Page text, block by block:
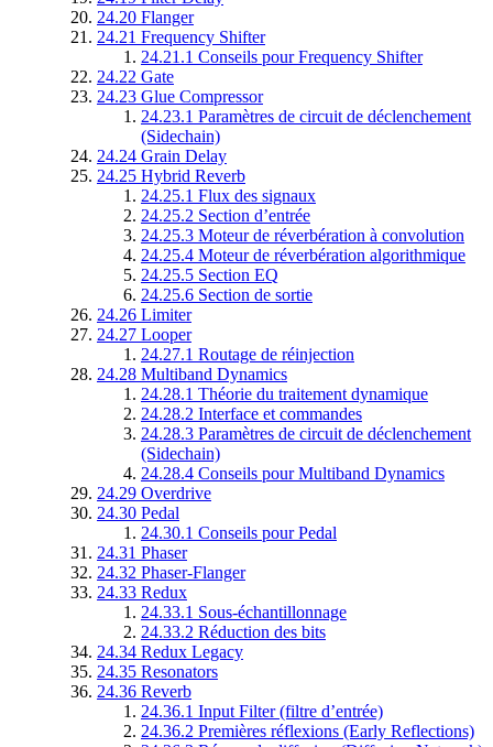
24.20 Flanger
24.21 Frequency Shifter
24.21.1 Conseils pour Frequency Shifter
24.22 Gate
24.23 Glue Compressor
24.23.1 Paramètres de circuit de déclenchement
(Sidechain)
24.24 Grain Delay
24.25 Hybrid Reverb
24.25.1 Flux des signaux
24.25.2 Section d’entrée
24.25.3 Moteur de réverbération à convolution
24.25.4 Moteur de réverbération algorithmique
24.25.5 Section EQ
24.25.6 Section de sortie
24.26 Limiter
24.27 Looper
24.27.1 Routage de réinjection
24.28 Multiband Dynamics
24.28.1 Théorie du traitement dynamique
24.28.2 Interface et commandes
24.28.3 Paramètres de circuit de déclenchement
(Sidechain)
24.28.4 Conseils pour Multiband Dynamics
24.29 Overdrive
24.30 Pedal
24.30.1 Conseils pour Pedal
24.31 Phaser
24.32 Phaser-Flanger
24.33 Redux
24.33.1 Sous-échantillonnage
24.33.2 Réduction des bits
24.34 Redux Legacy
24.35 Resonators
24.36 Reverb
24.36.1 Input Filter (filtre d’entrée)
24.36.2 Premières réflexions (Early Reflections)